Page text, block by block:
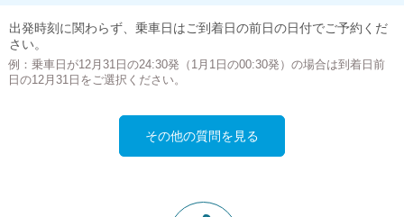
出発時刻に関わらず、乗車日はご到着日の前日の日付でご予約くだ
さい。
例：乗車日が12月31日の24:30発（1月1日の00:30発）の場合は到着日前
日の12月31日をご選択ください。
その他の質問を見る